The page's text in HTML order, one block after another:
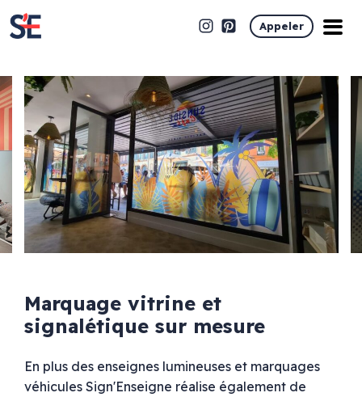
Appeler
Marquage vitrine et
signalétique sur mesure
En plus des enseignes lumineuses et marquages
véhicules Sign'Enseigne réalise également de